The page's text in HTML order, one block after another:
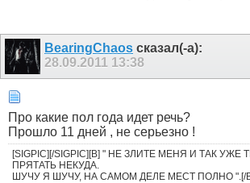
BearingChaos сказал(-а):
28.09.2011 13:38
Про какие пол года идет речь?
Прошло 11 дней , не серьезно !
[SIGPIC][/SIGPIC][B] " НЕ ЗЛИТЕ МЕНЯ И ТАК УЖЕ
ПРЯТАТЬ НЕКУДА.
ШУЧУ Я ШУЧУ, НА САМОМ ДЕЛЕ МЕСТ ПОЛНО ".[/